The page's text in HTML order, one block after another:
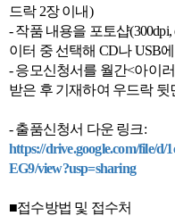
드락 2장 이내)
- 작품 내용을 포토샵(300dpi,
이터 중 선택해 CD나 USB
- 응모신청서를 월간<아이
받은 후 기재하여 우드락 뒷
- 출품신청서 다운 링크:
https://drive.google.com/file/
EG9/view?usp=sharing
■접수방법 및 접수처